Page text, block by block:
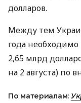
долларов.
Между тем
года
2,65 млрд
на 2 августа) по
По материалам: